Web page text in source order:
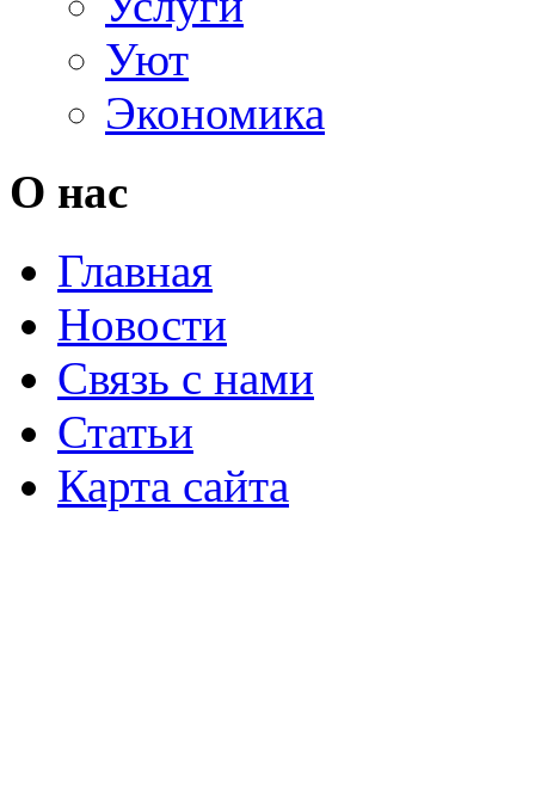
Уют
Экономика
О нас
Главная
Новости
Связь с нами
Статьи
Карта сайта